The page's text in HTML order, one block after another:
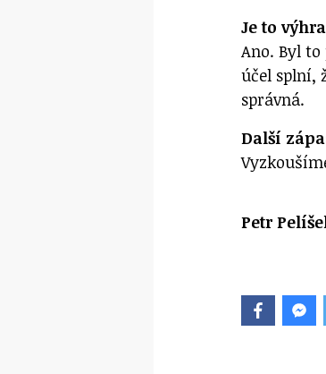
Je to
Ano. Byl
účel splní,
správná.
Další
Petr